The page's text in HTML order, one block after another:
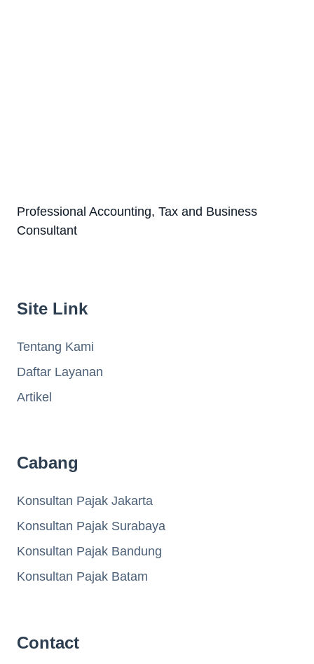
Professional Accounting, Tax and Business
Consultant
Site Link
Tentang Kami
Daftar Layanan
Artikel
Cabang
Konsultan Pajak Jakarta
Konsultan Pajak Surabaya
Konsultan Pajak Bandung
Konsultan Pajak Batam
Contact